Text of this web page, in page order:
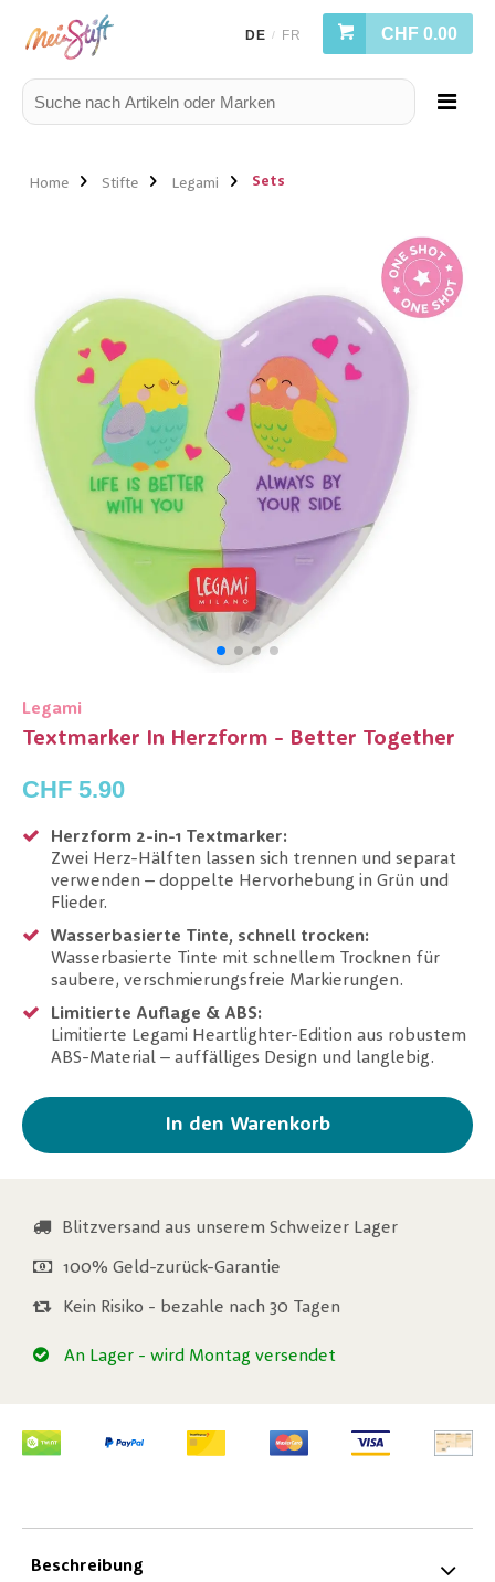
DE / FR CHF 0.00
Home Stifte Legami Sets
Legami
Textmarker In Herzform - Better Together
CHF 5.90
Herzform 2-in-1 Textmarker:
Zwei Herz-Hälften lassen sich trennen und separat
verwenden – doppelte Hervorhebung in Grün und
Flieder.
Wasserbasierte Tinte, schnell trocken:
Wasserbasierte Tinte mit schnellem Trocknen für
saubere, verschmierungsfreie Markierungen.
Limitierte Auflage & ABS:
Limitierte Legami Heartlighter-Edition aus robustem
ABS-Material – auffälliges Design und langlebig.
In den Warenkorb
Blitzversand aus unserem Schweizer Lager
100% Geld-zurück-Garantie
Kein Risiko - bezahle nach 30 Tagen
An Lager - wird Montag versendet
Beschreibung